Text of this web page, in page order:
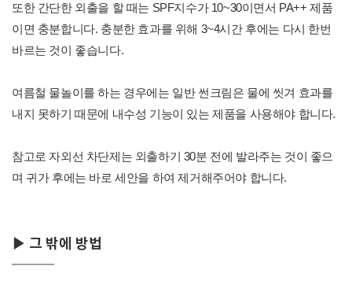
또한 간단한 외출을 할 때는 SPF지수가 10~30이면서 PA++ 제품
이면 충분합니다. 충분한 효과를 위해 3~4시간 후에는 다시 한번
바르는 것이 좋습니다.
여름철 물놀이를 하는 경우에는 일반 썬크림은 물에 씻겨 효과를
내지 못하기 때문에 내수성 기능이 있는 제품을 사용해야 합니다.
참고로 자외선 차단제는 외출하기 30분 전에 발라주는 것이 좋으
며 귀가 후에는 바로 세안을 하여 제거해주어야 합니다.
▶ 그 밖에 방법